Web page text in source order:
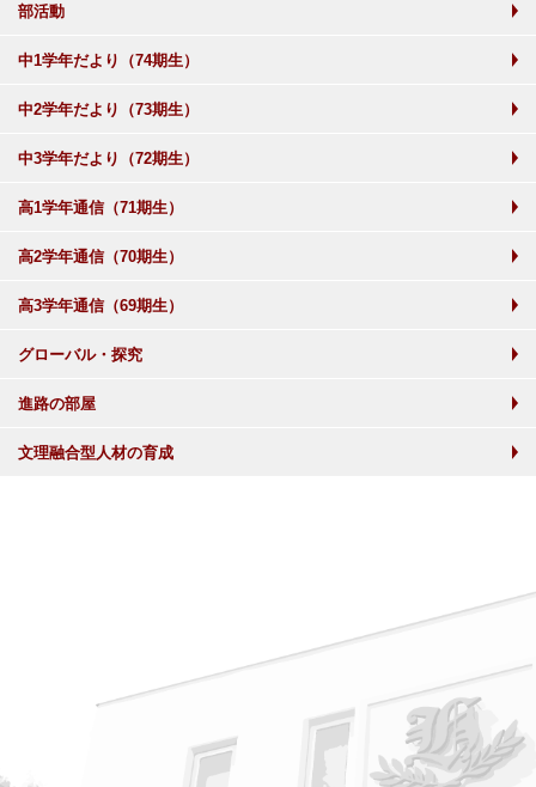
部活動
中1学年だより（74期生）
中2学年だより（73期生）
中3学年だより（72期生）
高1学年通信（71期生）
高2学年通信（70期生）
高3学年通信（69期生）
グローバル・探究
進路の部屋
文理融合型人材の育成